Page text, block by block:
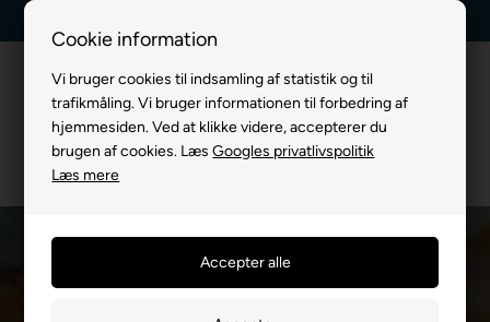
Cookie information
Vi bruger cookies til indsamling af statistik og til
trafikmåling. Vi bruger informationen til forbedring af
hjemmesiden. Ved at klikke videre, accepterer du
brugen af cookies. LæsGoogles privatlivspolitik
Læs mere
Beroligende Halsbånd
Du er her:TIL HUND/Halsbånd/Beroligende Halsbånd